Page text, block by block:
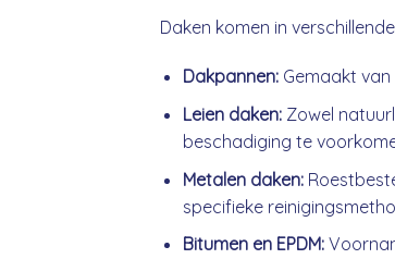
Daken komen in
Dakpannen:Gemaakt van
Leien daken:Zowel
beschadiging te
Metalen daken:
specifieke
Bitumen en EPDM: